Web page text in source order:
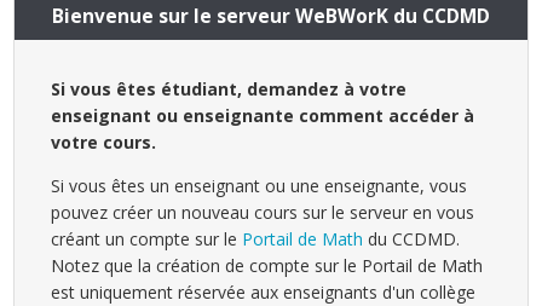
Bienvenue sur le serveur WeBWorK du CCDMD
Si vous êtes étudiant, demandez à votre
enseignant ou enseignante comment accéder à
votre cours.
Si vous êtes un enseignant ou une enseignante, vous
pouvez créer un nouveau cours sur le serveur en vous
créant un compte sur le Portail de Math du CCDMD.
Notez que la création de compte sur le Portail de Math
est uniquement réservée aux enseignants d'un collège